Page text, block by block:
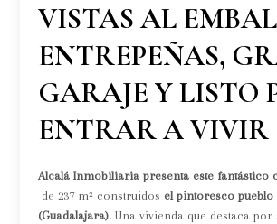
VISTAS AL
ENTREPEÑAS,
GARAJE Y LISTO
ENTRAR A VIVIR
Alcalá Inmobiliaria presenta este fantástico
de 237 m² construidos el pintoresco pueblo
(Guadalajara). Una vivienda que destaca por